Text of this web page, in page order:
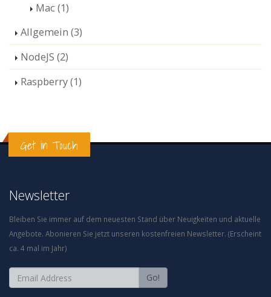
Mac (1)
Allgemein (3)
NodeJS (2)
Raspberry (1)
Get in Touch
Newsletter
Bleiben Sie immer auf dem neuesten Stand über Neuigkeiten und aktuelle
Angebote. Abonieren Sie jetzt unseren kostenfreien Newsletter. (Erscheint
ca. 4 mal im Jahr)
Go!